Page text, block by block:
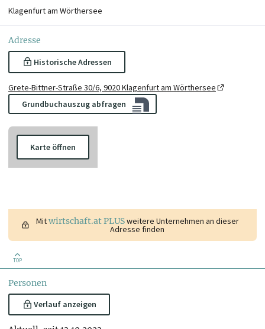
Klagenfurt am Wörthersee
Adresse
Historische Adressen
Grete-Bittner-Straße 30/6, 9020 Klagenfurt am Wörthersee
Grundbuchauszug abfragen
Karte öffnen
Mitwirtschaft.at PLUSweitere Unternehmen an dieser
Adresse finden
TOP
Personen
Verlauf anzeigen